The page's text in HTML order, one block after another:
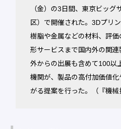
（金）の3日間、東京ビッグ
区）で開催された。3Dプリ
樹脂や金属などの材料、評
形サービスまで国内外の関
外からの出展も含めて100以
機関が、製品の高付加価値
がる提案を行った。（『機械